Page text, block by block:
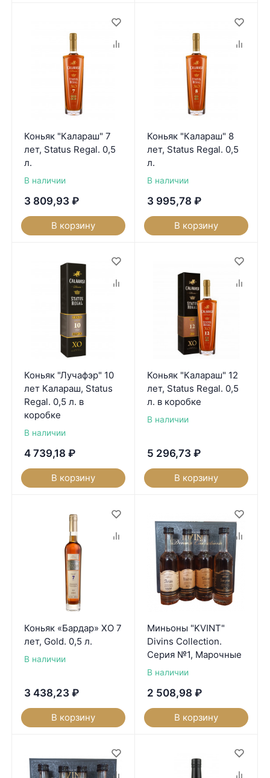
Коньяк "Калараш" 7
лет, Status Regal. 0,5
л.
В наличии
3 809,93 ₽
В корзину
Коньяк "Калараш" 8
лет, Status Regal. 0,5
л.
В наличии
3 995,78 ₽
В корзину
Коньяк "Лучафэр" 10
лет Калараш, Status
Regal. 0,5 л. в
коробке
В наличии
4 739,18 ₽
В корзину
Коньяк "Калараш" 12
лет, Status Regal. 0,5
л. в коробке
В наличии
5 296,73 ₽
В корзину
Коньяк «Бардар» XO 7
лет, Gold. 0,5 л.
В наличии
3 438,23 ₽
В корзину
Миньоны "KVINT"
Divins Collection.
Серия №1, Марочные
В наличии
2 508,98 ₽
В корзину